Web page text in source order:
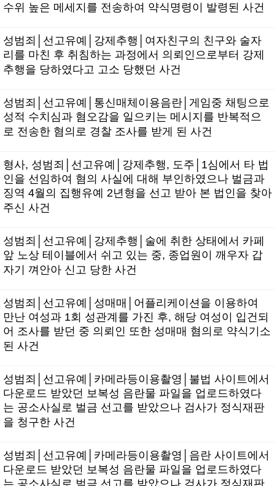
수위 높은 메세지를 전송하여 약식명령이 발령된 사건
성범죄│선고유예│강제추행│여자친구의 친구와 술자
리를 마친 후 취침하는 과정에서 의뢰인으로부터 강제
추행을 당하였다고 고소 당했던 사건
성범죄│선고유예│통신매체이용음란│게임중 채팅으로
성적 수치심과 혐오감을 일으키는 메시지를 반복적으
로 전송한 혐의로 경찰 조사를 받게 된 사건
형사, 성범죄│선고유예│강제추행, 도주│1심에서 타 법
인을 선임하여 혐의 사실에 대해 부인하였으나 벌금과
징역 4월의 집행유예 2년형을 선고 받아 본 법인을 찾아
주신 사건
성범죄│선고유예│강제추행│술에 취한 상태에서 카페
앞 노상 테이블에서 쉬고 있는 중, 종업원이 깨우자 갑
자기 껴안아 신고 당한 사건
성범죄│선고유예│성매매│어플리케이션을 이용하여
만난 여성과 1회 성관계를 가진 후, 해당 여성이 입건되
어 조사를 받던 중 의뢰인 또한 성매매 혐의로 약식기소
된 사건
성범죄│선고유예│카메라등이용촬영│불법 사이트에서
다운로드 받았던 보복성 음란물 파일을 업로드하였다
는 공소사실로 벌금 선고를 받았으나 검사가 정식재판
을 청구한 사건
성범죄│선고유예│카메라등이용촬영│음란 사이트에서
다운로드 받았던 보복성 음란물 파일을 업로드하였다
는 공소사실로 벌금 선고를 받았으나 검사가 정식재판